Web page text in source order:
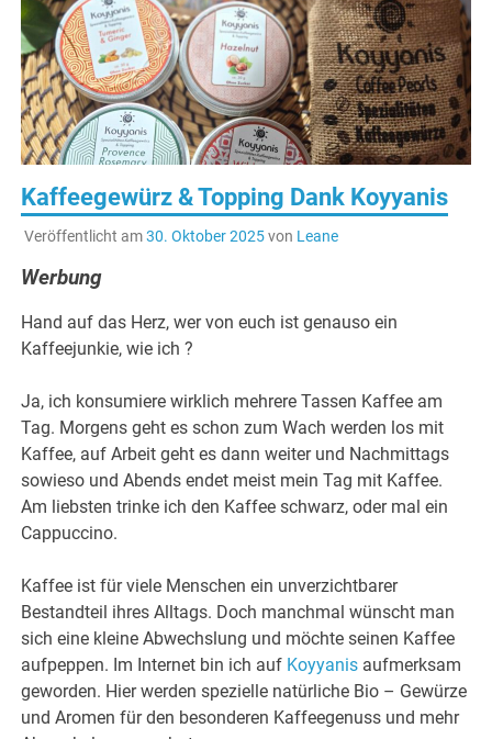
Kaffeegewürz & Topping Dank Koyyanis
Veröffentlicht am30. Oktober 2025von Leane
Werbung
Hand auf das Herz, wer von euch ist genauso ein
Kaffeejunkie, wie ich ?
Ja, ich konsumiere wirklich mehrere Tassen Kaffee am
Tag. Morgens geht es schon zum Wach werden los mit
Kaffee, auf Arbeit geht es dann weiter und Nachmittags
sowieso und Abends endet meist mein Tag mit Kaffee.
Am liebsten trinke ich den Kaffee schwarz, oder mal ein
Cappuccino.
Kaffee ist für viele Menschen ein unverzichtbarer
Bestandteil ihres Alltags. Doch manchmal wünscht man
sich eine kleine Abwechslung und möchte seinen Kaffee
aufpeppen. Im Internet bin ich auf Koyyanis aufmerksam
geworden. Hier werden spezielle natürliche Bio – Gewürze
und Aromen für den besonderen Kaffeegenuss und mehr